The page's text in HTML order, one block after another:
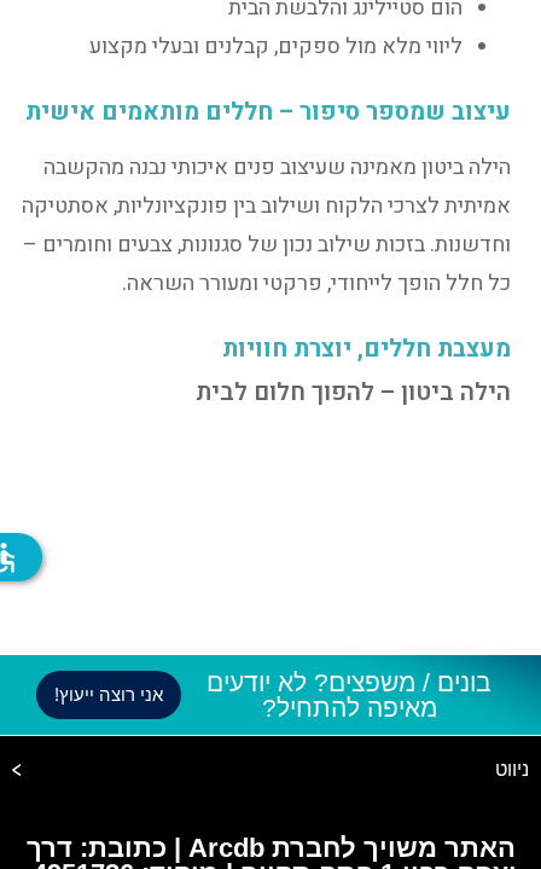
הום סטיילינג והלבשת הבית
ליווי מלא מול ספקים, קבלנים ובעלי מקצוע
עיצוב שמספר סיפור – חללים מותאמים אישית
הילה ביטון מאמינה שעיצוב פנים איכותי נבנה מהקשבה
אמיתית לצרכי הלקוח ושילוב בין פונקציונליות, אסתטיקה
וחדשנות. בזכות שילוב נכון של סגנונות, צבעים וחומרים –
כל חלל הופך לייחודי, פרקטי ומעורר השראה.
מעצבת חללים, יוצרת חוויות
הילה ביטון – להפוך חלום לבית
בונים / משפצים? לא יודעים
מאיפה להתחיל?
אני רוצה ייעוץ!
ניווט
האתר משויך לחברת Arcdb | כתובת: דרך